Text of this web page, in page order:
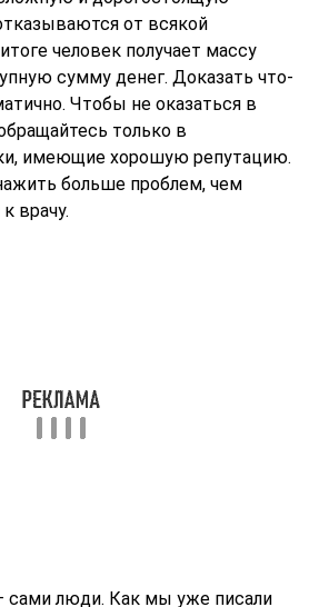
от всякой
человек получает массу
сумму денег. Доказать что-
Чтобы не оказаться в
только в
имеющие хорошую репутацию.
больше проблем, чем
врачу.
сами люди. Как мы уже писали